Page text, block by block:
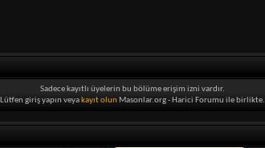
Sadece kayıtlı üyelerin bu bölüme erişim izni vardır.
Lütfen giriş yapın veya kayıt olun Masonlar.org - Harici Forumu ile birlikte.